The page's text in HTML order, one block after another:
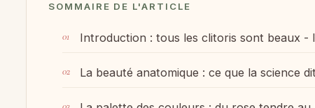
SOMMAIRE DE L'ARTICLE
Introduction : tous les clitoris sont beaux -
La beauté anatomique : ce que la science